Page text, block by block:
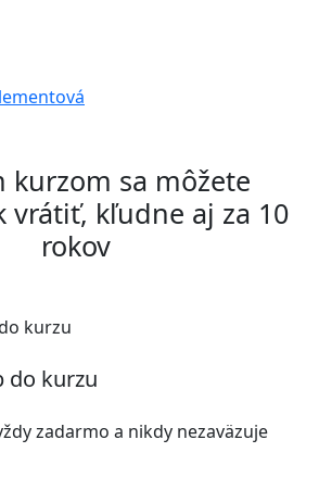
kurzom sa môžete
vrátiť, kľudne aj za 10
rokov
do kurzu
zadarmo a nikdy nezaväzuje